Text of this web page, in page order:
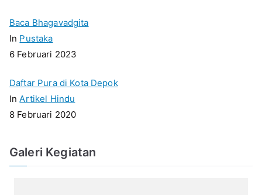
Baca Bhagavadgita
In Pustaka
6 Februari 2023
Daftar Pura di Kota Depok
InArtikel Hindu
8 Februari 2020
Galeri Kegiatan